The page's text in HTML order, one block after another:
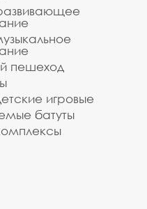
заказа и
формой
нашей
даже очень
пешеход
игровые
батуты